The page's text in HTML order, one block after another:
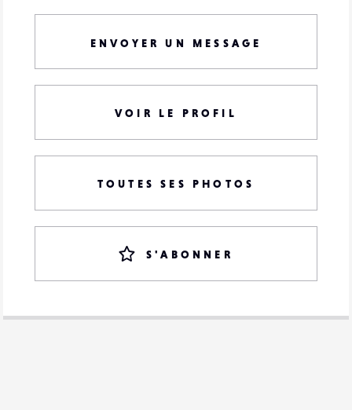
ENVOYER UN MESSAGE
VOIR LE PROFIL
TOUTES SES PHOTOS
S'ABONNER